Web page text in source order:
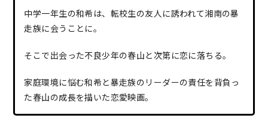
中学一年生の和希は、転校生の友人に誘われて湘南の暴
走族に会うことに。
そこで出会った不良少年の春山と次第に恋に落ちる。
家庭環境に悩む和希と暴走族のリーダーの責任を背負っ
た春山の成長を描いた恋愛映画。